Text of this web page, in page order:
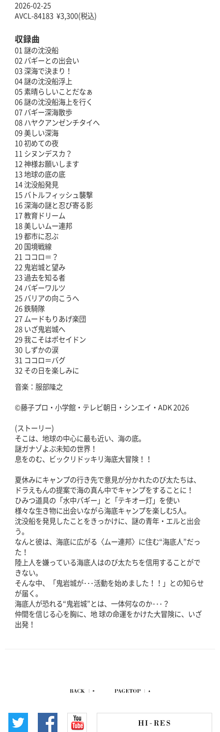
2026-02-25
AVCL-84183 ¥3,300(税込)
収録曲
01 謎の沈没船
02 バギーとの出会い
03 深海で決まり！
04 謎の沈没船浮上
05 素晴らしいことだなぁ
06 謎の沈没船海上を行く
07 バギー深海散歩
08 ハヤクアンゼンチタイへ
09 美しい深海
10 初めての夜
11 シヌンデスカ？
12 神様お願いします
13 地球の底の底
14 沈没船発見
15 バトルフィッシュ襲撃
16 深海の謎と忍び寄る影
17 教育ドリーム
18 美しいムー連邦
19 都市に忍ぶ
20 国境戦線
21 ココロ＝？
22 鬼岩城と望み
23 過去を知る者
24 バギーワルツ
25 バリアの向こうへ
26 鉄騎隊
27 ムードもりあげ楽団
28 いざ鬼岩城へ
29 我こそはポセイドン
30 しずかの涙
31 ココロ＝バグ
32 その日を楽しみに
音楽：服部隆之
©藤子プロ・小学館・テレビ朝日・シンエイ・ADK 2026
(ストーリー)
そこは、地球の中心に最も近い、海の底。
謎ガナゾよぶ未知の世界！
息をのむ、ビックリドッキリ海底大冒険！！
夏休みにキャンプの行き先で意見が分かれたのび太たちは、
ドラえもんの提案で海の真ん中でキャンプをすることに！
ひみつ道具の「水中バギー」と「テキオー灯」を使い
様々な生き物に出会いながら海底キャンプを楽しむ5人。
沈没船を発見したことをきっかけに、謎の青年・エルと出会
う。
なんと彼は、海底に広がる〈ムー連邦〉に住む“海底人”だっ
た！
陸上人を嫌っている海底人はのび太たちを信用することがで
きない。
そんな中、「鬼岩城が･･･活動を始めました！！」との知らせ
が届く。
海底人が恐れる“鬼岩城”とは、一体何なのか･･･？
仲間を信じる心を胸に、地 球の命運をかけた大冒険に、いざ
出発！